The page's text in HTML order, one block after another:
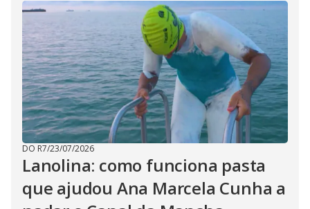
DO R7/23/07/2026
Lanolina: como funciona pasta
que ajudou Ana Marcela Cunha a